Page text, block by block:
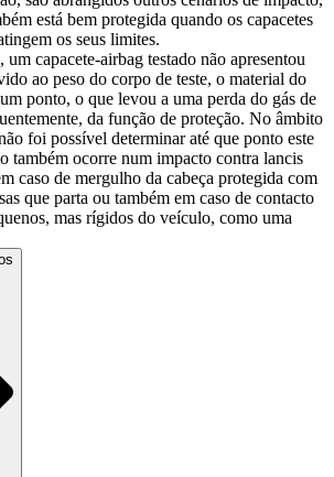
está bem protegida quando os capacetes
os seus limites.
capacete-airbag testado não apresentou
ao peso do corpo de teste, o material do
ponto, o que levou a uma perda do gás de
da função de proteção. No âmbito
foi possível determinar até que ponto este
também ocorre num impacto contra lancis
caso de mergulho da cabeça protegida com
que parta ou também em caso de contacto
mas rígidos do veículo, como uma